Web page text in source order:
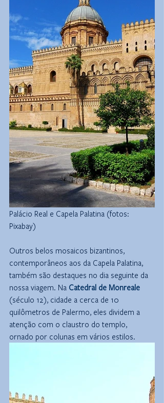
Palácio Real e Capela Palatina (fotos:
Pixabay)
Outros belos mosaicos bizantinos,
contemporâneos aos da Capela Palatina,
também são destaques no dia seguinte da
nossa viagem. Na Catedral de Monreale
(século 12), cidade a cerca de 10
quilômetros de Palermo, eles dividem a
atenção com o claustro do templo,
ornado por colunas em vários estilos.